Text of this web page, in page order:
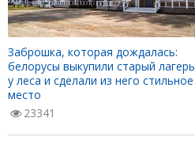
Заброшка, которая дождалась:
белорусы выкупили старый лагерь
у леса и сделали из него стильное
место
23341